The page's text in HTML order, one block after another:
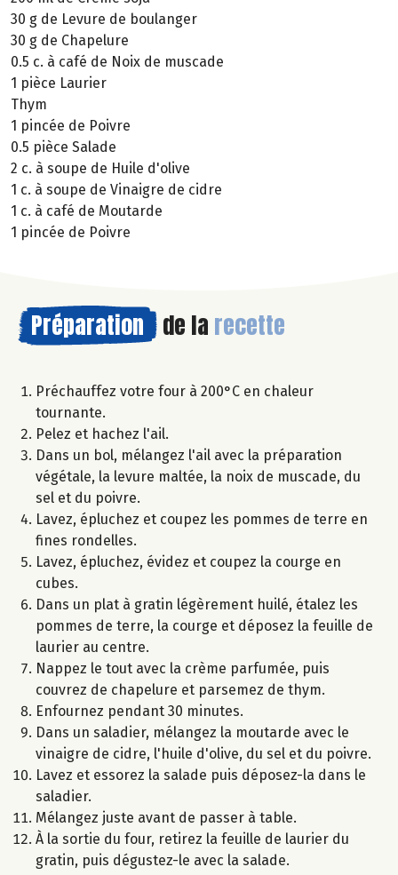
30 g de Levure de boulanger
30 g de Chapelure
0.5 c. à café de Noix de muscade
1 pièce Laurier
Thym
1 pincée de Poivre
0.5 pièce Salade
2 c. à soupe de Huile d'olive
1 c. à soupe de Vinaigre de cidre
1 c. à café de Moutarde
1 pincée de Poivre
Préparation de la recette
Préchauffez votre four à 200°C en chaleur
tournante.
Pelez et hachez l'ail.
Dans un bol, mélangez l'ail avec la préparation
végétale, la levure maltée, la noix de muscade, du
sel et du poivre.
Lavez, épluchez et coupez les pommes de terre en
fines rondelles.
Lavez, épluchez, évidez et coupez la courge en
cubes.
Dans un plat à gratin légèrement huilé, étalez les
pommes de terre, la courge et déposez la feuille de
laurier au centre.
Nappez le tout avec la crème parfumée, puis
couvrez de chapelure et parsemez de thym.
Enfournez pendant 30 minutes.
Dans un saladier, mélangez la moutarde avec le
vinaigre de cidre, l'huile d'olive, du sel et du poivre.
Lavez et essorez la salade puis déposez-la dans le
saladier.
Mélangez juste avant de passer à table.
À la sortie du four, retirez la feuille de laurier du
gratin, puis dégustez-le avec la salade.